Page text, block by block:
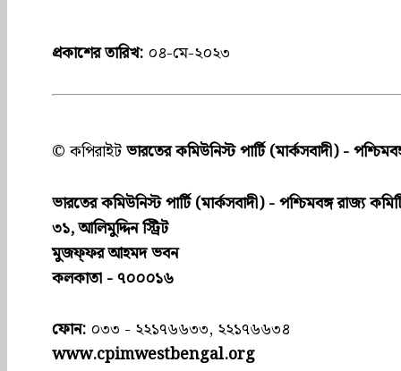
প্রকাশের তারিখ: ০৪-মে-২০২৩
© কপিরাইটভারতের কমিউনিস্ট পার্টি (মার্কসবাদী) -
ভারতের কমিউনিস্ট পার্টি (মার্কসবাদী) - পশ্চিমবঙ্গ রাজ্য
৩১, আলিমুদ্দিন স্ট্রিট
মুজফ্ফ‌র আহমদ ভবন
কলকাতা - ৭০০০১৬
ফোন: ০৩৩ - ২২১৭৬৬৩৩, ২২১৭৬৬৩৪
www.cpimwestbengal.org